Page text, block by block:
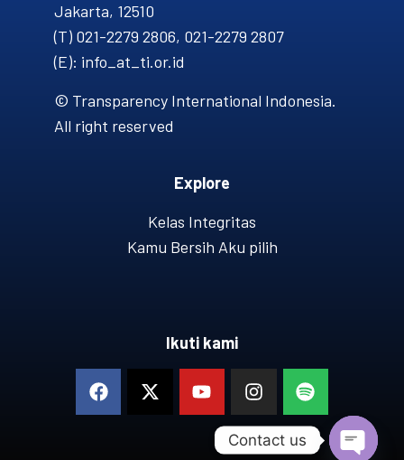
Jakarta, 12510
(T) 021-2279 2806, 021-2279 2807
(E): info_at_ti.or.id
© Transparency International Indonesia.
All right reserved
Explore
Kelas Integritas
Kamu Bersih Aku pilih
Ikuti kami
Contact us